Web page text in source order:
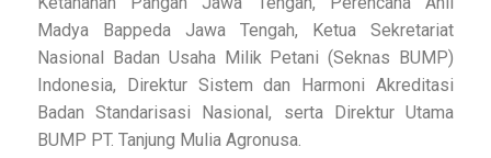
Madya Bappeda Jawa Tengah, Ketua Sekretariat
Nasional Badan Usaha Milik Petani (Seknas BUMP)
Indonesia, Direktur Sistem dan Harmoni Akreditasi
Badan Standarisasi Nasional, serta Direktur Utama
BUMP PT. Tanjung Mulia Agronusa.